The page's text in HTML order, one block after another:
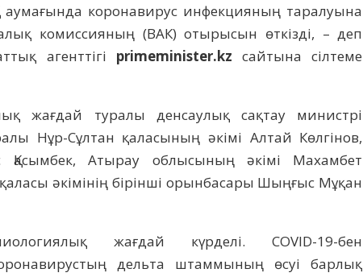
аумағында коронавирус инфекцияның таралуына
комиссияның (ВАК) отырысын өткізді, – деп
агенттігі primeminister.kz сайтына сілтеме
жағдай туралы денсаулық сақтау министрі
Нұр-Сұлтан қаласының әкімі Алтай Көлгінов,
Қасымбек, Атырау облысының әкімі Махамбет
әкімінің бірінші орынбасары Шыңғыс Мұқан
жағдай күрделі. COVID-19-бен
дельта штаммының өсуі барлық